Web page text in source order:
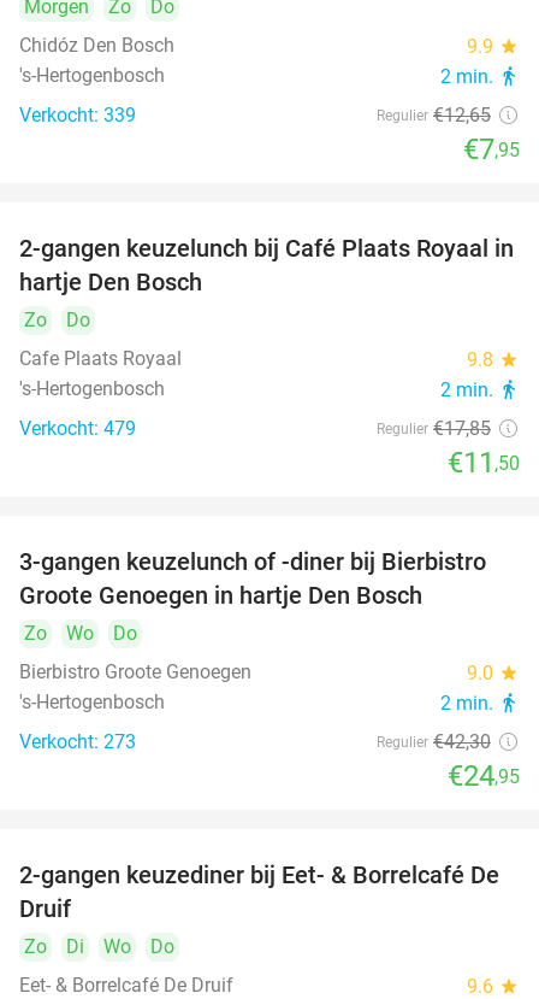
Morgen Zo
Do
Chidóz Den Bosch
9.9 star
's-Hertogenbosch 2 min. directions_walk
Verkocht: 339 Regulier €12,65
€7,95
36%
2-gangen keuzelunch bij Café Plaats Royaal in
hartje Den Bosch
Zo
Do
Cafe Plaats Royaal
9.8 star
's-Hertogenbosch 2 min. directions_walk
Verkocht: 479 Regulier €17,85
€11 ,50
41%
3-gangen keuzelunch of -diner bij Bierbistro
Groote Genoegen in hartje Den Bosch
Zo Wo
Do
Bierbistro Groote Genoegen
9.0 star
's-Hertogenbosch 2 min. directions_walk
Verkocht: 273 Regulier €42,30
€24,95
37%
2-gangen keuzediner bij Eet- & Borrelcafé De
Druif
Zo Di Wo
Do
Eet- & Borrelcafé De Druif
9.6 star